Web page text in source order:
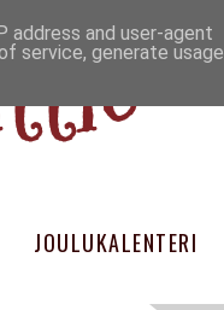
JOULUKALENTERI
address and user-agent
service, generate usage